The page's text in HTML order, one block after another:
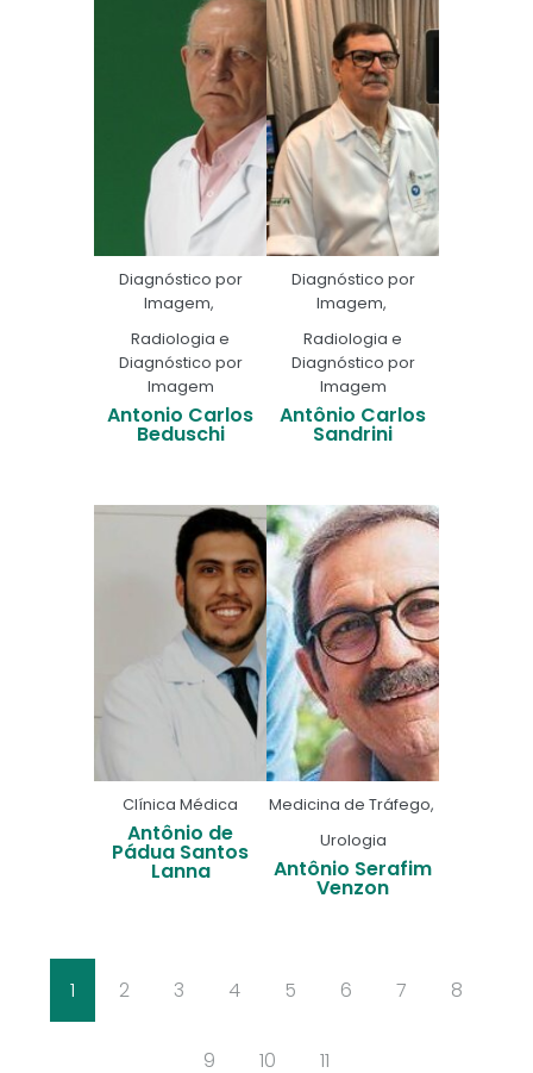
Diagnóstico por
Imagem,
Radiologia e
Diagnóstico por
Imagem
Antonio Carlos
Beduschi
Diagnóstico por
Imagem,
Radiologia e
Diagnóstico por
Imagem
Antônio Carlos
Sandrini
Clínica Médica
Antônio de
Pádua Santos
Lanna
Medicina de Tráfego,
Urologia
Antônio Serafim
Venzon
1 2 3 4 5 6 7 8
9 10 11